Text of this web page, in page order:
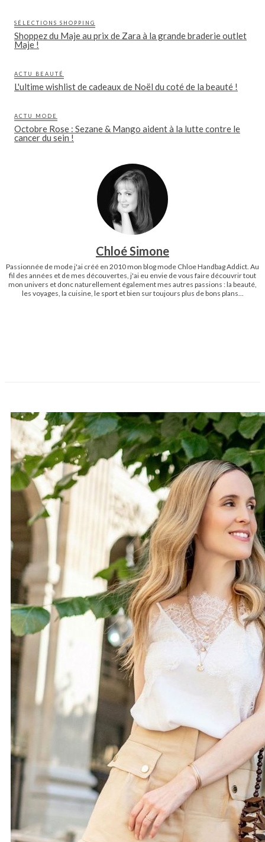
SÉLECTIONS SHOPPING
Shoppez du Maje au prix de Zara à la grande braderie outlet
Maje !
ACTU BEAUTÉ
L'ultime wishlist de cadeaux de Noël du coté de la beauté !
ACTU MODE
Octobre Rose : Sezane & Mango aident à la lutte contre le
cancer du sein !
Chloé Simone
Passionnée de mode j'ai créé en 2010 mon blog mode Chloe Handbag Addict. Au
fil des années et de mes découvertes, j'ai eu envie de vous faire découvrir tout
mon univers et donc naturellement également mes autres passions : la beauté,
les voyages, la cuisine, le sport et bien sur toujours plus de bons plans...